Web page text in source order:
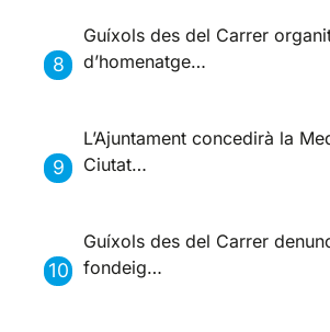
Guíxols des del Carrer
d’homenatge…
L’Ajuntament concedirà la
Ciutat…
Guíxols des del Carrer
fondeig…